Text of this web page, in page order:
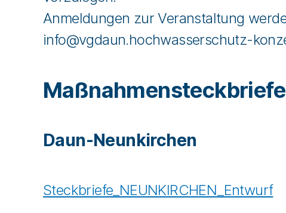
Anmeldungen zur Veranstaltung
info@vgdaun.hochwasserschutz-
Maßnahmensteckbriefe
Daun-Neunkirchen
Steckbriefe_NEUNKIRCHEN_Entwurf